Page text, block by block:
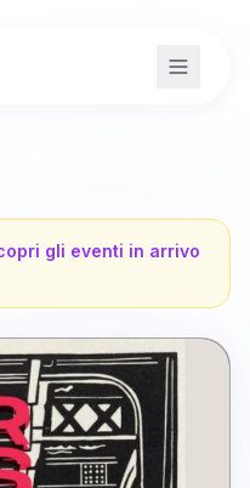
gli eventi in arrivo